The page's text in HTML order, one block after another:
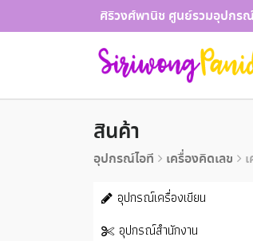
to
ศิริวงศ์พานิช ศูนย์รวมอุปกร
สินค้า
อุปกรณ์ไอที เครื่องคิดเลข
อุปกรณ์เครื่องเขียน
อุปกรณ์สำนักงาน